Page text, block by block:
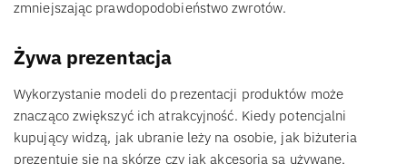
zmniejszając prawdopodobieństwo zwrotów.
Żywa prezentacja
Wykorzystanie modeli do prezentacji produktów może
znacząco zwiększyć ich atrakcyjność. Kiedy potencjalni
kupujący widzą, jak ubranie leży na osobie, jak biżuteria
prezentuje się na skórze czy jak akcesoria są używane,